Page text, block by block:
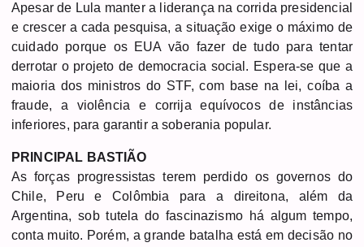
Apesar de Lula manter a liderança na corrida presidencial
e crescer a cada pesquisa, a situação exige o máximo de
cuidado porque os EUA vão fazer de tudo para tentar
derrotar o projeto de democracia social. Espera-se que a
maioria dos ministros do STF, com base na lei, coíba a
fraude, a violência e corrija equívocos de instâncias
inferiores, para garantir a soberania popular.
PRINCIPAL BASTIÃO
As forças progressistas terem perdido os governos do
Chile, Peru e Colômbia para a direitona, além da
Argentina, sob tutela do fascinazismo há algum tempo,
conta muito. Porém, a grande batalha está em decisão no